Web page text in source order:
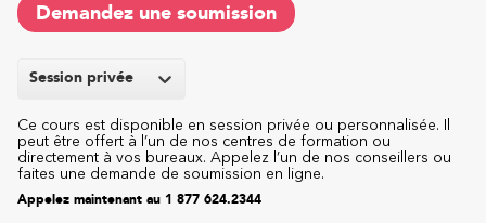
Session privée
Ce cours est disponible en session privée ou personnalisée. Il
peut être offert à l’un de nos centres de formation ou
directement à vos bureaux. Appelez l’un de nos conseillers ou
faites une demande de soumission en ligne.
Appelez maintenant au 1 877 624.2344
Demandez une soumission